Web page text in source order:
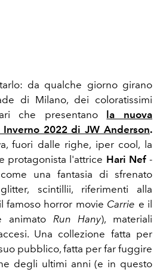
da qualche giorno girano
di Milano, dei coloratissimi
che presentano
la nuova
2022 di JW Anderson.
fuori dalle righe, iper cool, la
protagonista l'attrice Hari Nef-
una fantasia di sfrenato
scintillii, riferimenti alla
famoso horror movie Carrie e il
animato Run Hany), materiali
Una collezione fatta per
pubblico, fatta per far fuggire
degli ultimi anni (e in questo